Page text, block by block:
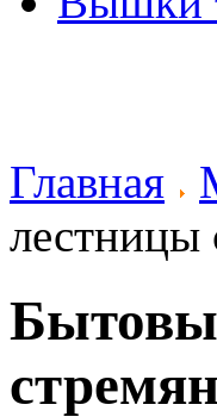
Главная
лестницы